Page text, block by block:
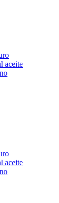
aceite
aceite